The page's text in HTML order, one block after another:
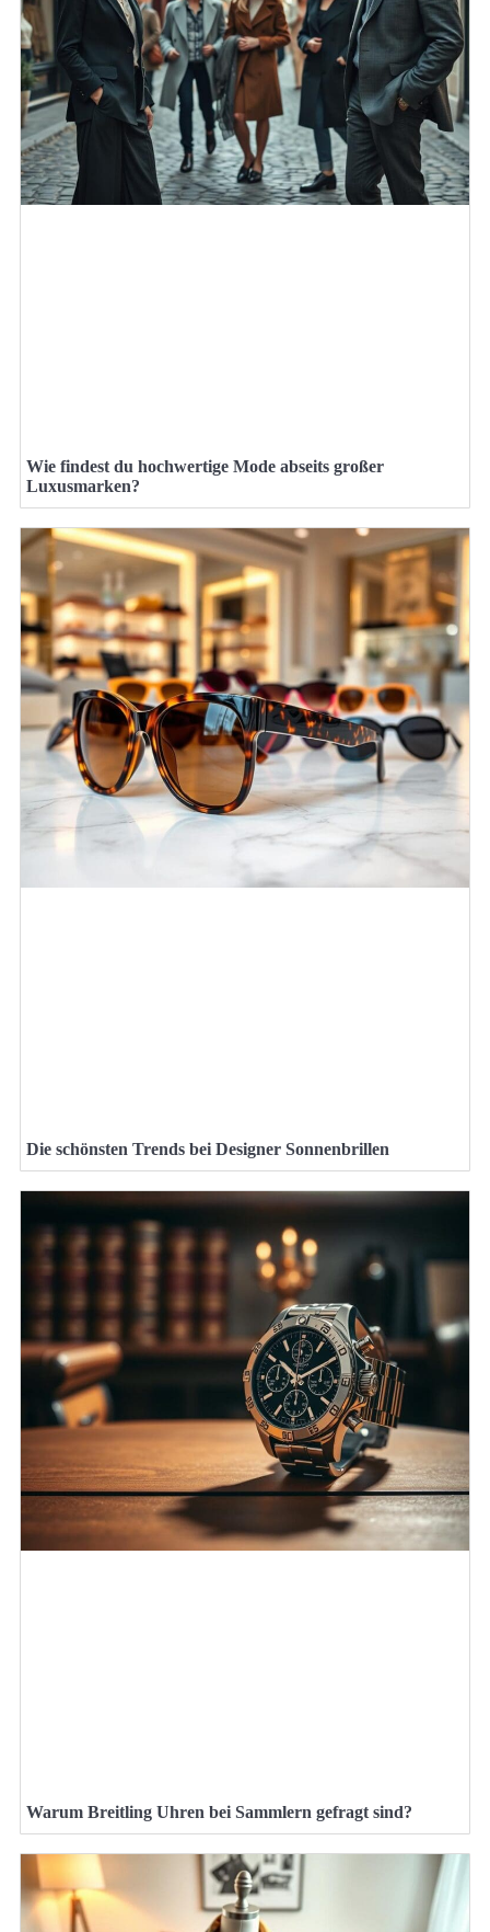
Wie findest du hochwertige Mode abseits großer
Luxusmarken?
Die schönsten Trends bei Designer Sonnenbrillen
Warum Breitling Uhren bei Sammlern gefragt sind?